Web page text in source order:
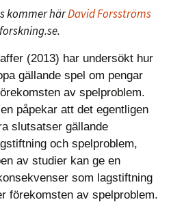
kommer härDavid Forsströms
(2013) har undersökt hur
gällande spel om pengar
av spelproblem.
påpekar att det egentligen
slutsatser gällande
och spelproblem,
av studier kan ge en
som lagstiftning
förekomsten av spelproblem.